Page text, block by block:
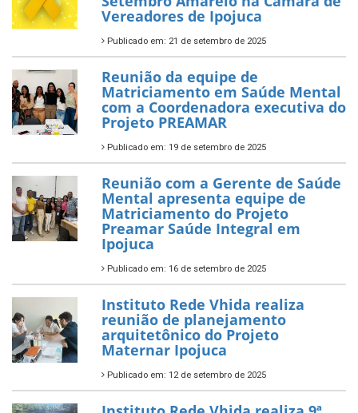
Vereadores de Ipojuca
Publicado em: 21 de setembro de 2025
Reunião da equipe de
Matriciamento em Saúde Mental
com a Coordenadora executiva do
Projeto PREAMAR
Publicado em: 19 de setembro de 2025
Reunião com a Gerente de Saúde
Mental apresenta equipe de
Matriciamento do Projeto
Preamar Saúde Integral em
Ipojuca
Publicado em: 16 de setembro de 2025
Instituto Rede Vhida realiza
reunião de planejamento
arquitetônico do Projeto
Maternar Ipojuca
Publicado em: 12 de setembro de 2025